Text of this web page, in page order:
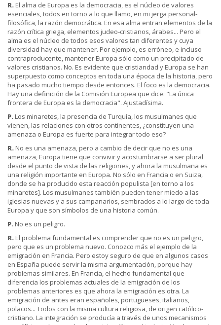
R. El alma de Europa es la democracia, es el núcleo de valores
esenciales, todos en torno a lo que llamo, en mi jerga personal-
filosófica, la razón democrática. En esa alma entran elementos de la
razón crítica griega, elementos judeo-cristianos, árabes... Pero el
alma es el núcleo de todos esos valores tan diferentes y cuya
diversidad hay que mantener. Por ejemplo, es erróneo, e incluso
contraproducente, mantener Europa sólo como un precipitado de
valores cristianos. No. Es evidente que cristiandad y Europa se han
superpuesto como conceptos en toda una época de la historia, pero
ha pasado mucho tiempo desde entonces. El foco es la democracia.
Hay una definición de la Comisión Europea que dice: "La única
frontera de Europa es la democracia". Ajustadísima.
P. Los minaretes, la presencia de Turquía, los musulmanes que
vienen, las relaciones con otros continentes, ¿constituyen una
amenaza o Europa es fuerte para integrar todo eso?
R. No es una amenaza, pero a cambio de decir que no es una
amenaza, Europa tiene que convivir y acostumbrarse a ser plural
desde el punto de vista de las religiones, y ahora la musulmana es
una religión importante en Europa. No sólo en Francia o en Suiza,
donde se ha producido esta reacción populista [en torno a los
minaretes]. Los musulmanes también pueden tener miedo a las
iglesias nuevas y a sus campanarios, sembrados a lo largo de toda
Europa y que son símbolos de una historia común.
P. No es un peligro.
R. El problema fundamental es comprender que no es un peligro,
pero que es un problema nuevo. Conozco más el ejemplo de la
emigración en Francia. Pero estoy seguro de que en algunos casos
en España puede servir la misma argumentación, porque hay
problemas similares. En Francia, el hecho fundamental que
diferencia los problemas actuales de la emigración de los
problemas anteriores es que ahora la emigración es otra. La
emigración de antes eran españoles, portugueses, italianos,
polacos... Todos con la misma cultura religiosa, de origen católico-
cristiano. La integración se producía a través de unos mecanismos